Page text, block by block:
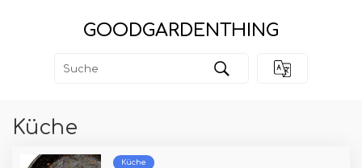
GOODGARDENTHING
Küche
Küche